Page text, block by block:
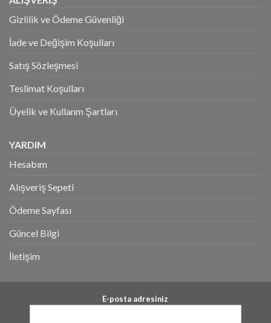
Gizlilik ve Ödeme Güvenliği
İade ve Değişim Koşulları
Satış Sözleşmesi
Teslimat Koşulları
Üyelik ve Kullanm Şartları
YARDIM
Hesabım
Alışveriş Sepeti
Ödeme Sayfası
Güncel Bilgi
İletişim
E-posta adresiniz